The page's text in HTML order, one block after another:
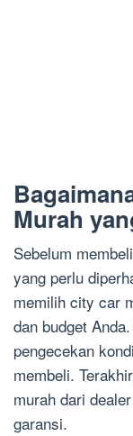
Murah
Sebelum
yang perlu
memilih city car
dan budget
pengecekan
membeli.
murah dari
garansi.